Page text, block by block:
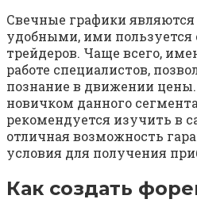
Свечные графики
удобными, ими пользуется
трейдеров. Чаще всего,
работе специалистов,
познание в движении
новичком данного
рекомендуется изучить в
отличная возможность
условия для получения
Как создать